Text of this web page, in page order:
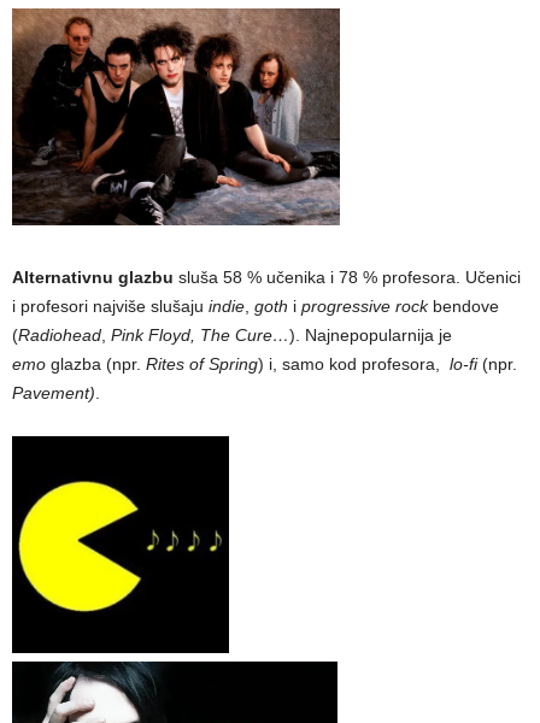
Alternativnu glazbu sluša 58 % učenika i 78 % profesora. Učenici
i profesori najviše slušaju indie, goth i progressive rock bendove
(Radiohead, Pink Floyd, The Cure…). Najnepopularnija je
emo glazba (npr. Rites of Spring) i, samo kod profesora, lo-fi(npr.
Pavement).